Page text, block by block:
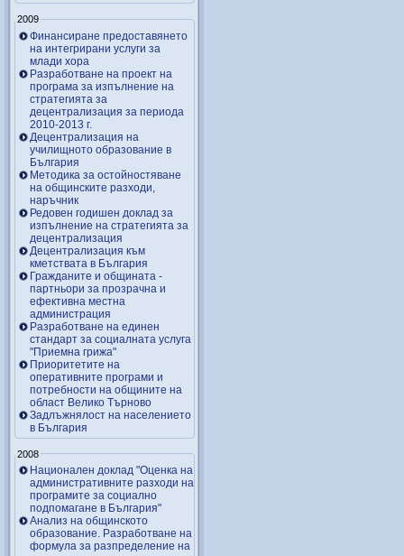
2009
Финансиране предоставянето
на интегрирани услуги за
млади хора
Разработване на проект на
програма за изпълнение на
стратегията за
децентрализация за периода
2010-2013 г.
Децентрализация на
училищното образование в
България
Методика за остойностяване
на общинските разходи,
наръчник
Редовен годишен доклад за
изпълнение на стратегията за
децентрализация
Децентрализация към
кметствата в България
Гражданите и общината -
партньори за прозрачна и
ефективна местна
администрация
Разработване на единен
стандарт за социалната услуга
"Приемна грижа"
Приоритетите на
оперативните програми и
потребности на общините на
област Велико Търново
Задлъжнялост на населението
в България
2008
Национален доклад "Оценка на
административните разходи на
програмите за социално
подпомагане в България"
Анализ на общинското
образование. Разработване на
формула за разпределение на